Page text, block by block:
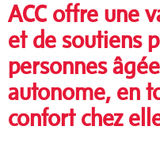
ACC offre une
et de soutiens
personnes
autonome, en
confort chez